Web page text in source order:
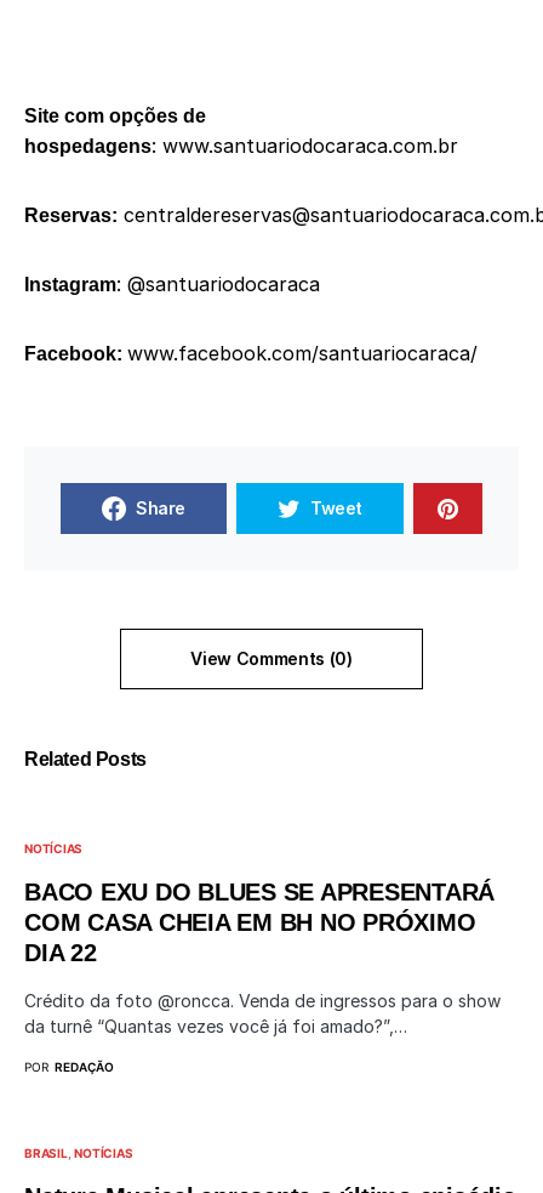
Site com opções de
hospedagens: www.santuariodocaraca.com.br
Reservas:
Instagram: @santuariodocaraca
Facebook: www.facebook.com/santuariocaraca/
Share Tweet
View Comments (0)
Related Posts
NOTÍCIAS
BACO EXU DO BLUES SE APRESENTARÁ
COM CASA CHEIA EM BH NO PRÓXIMO
DIA 22
Crédito da foto @roncca. Venda de ingressos para o show
da turnê “Quantas vezes você já foi amado?”,…
POR REDAÇÃO
BRASIL NOTÍCIAS